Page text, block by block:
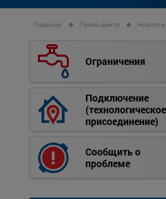
Главная Пресс-центр Новости
Ограничения
Подключение
(технологическое
присоединение)
Сообщить о
проблеме